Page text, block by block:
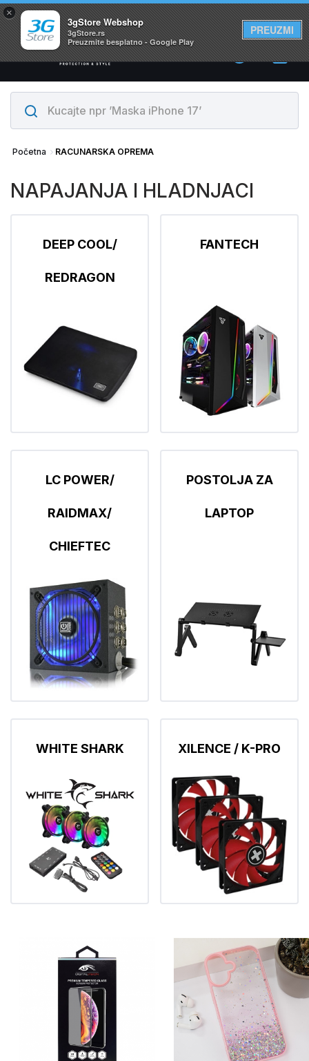
×
3gStore Webshop
3gStore.rs
Preuzmite besplatno - Google Play
PREUZMI
Svi proizvodi su na lageru. Slanje istog dana!
0
Početna RACUNARSKA OPREMA
NAPAJANJA I HLADNJACI
DEEP COOL/
REDRAGON
FANTECH
LC POWER/
RAIDMAX/
CHIEFTEC
POSTOLJA ZA
LAPTOP
WHITE SHARK XILENCE / K-PRO